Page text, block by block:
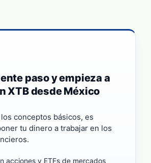
paso y empieza a
XTB desde México
conceptos básicos, es
tu dinero a trabajar en los
acciones y ETFs de mercados